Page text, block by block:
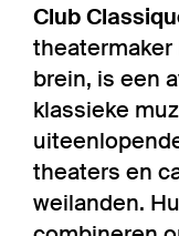
Club
brein, is een
klassieke
theaters en
weilanden.